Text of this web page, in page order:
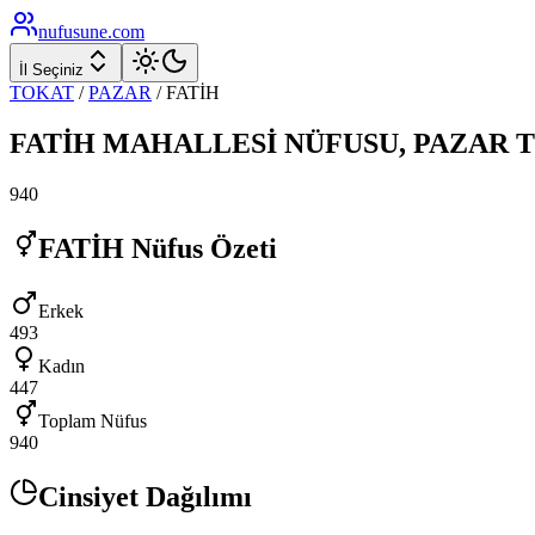
nufusune.com
İl Seçiniz
TOKAT / PAZAR /FATİH
FATİH MAHALLESİ NÜFUSU, PAZAR
940
FATİH Nüfus Özeti
Erkek
493
Kadın
447
Toplam Nüfus
940
Cinsiyet Dağılımı